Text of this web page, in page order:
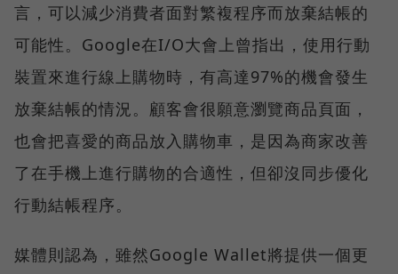
言，可以減少消費者面對繁複程序而放棄結帳的
可能性。Google在I/O大會上曾指出，使用行動
裝置來進行線上購物時，有高達97%的機會發生
放棄結帳的情況。顧客會很願意瀏覽商品頁面，
也會把喜愛的商品放入購物車，是因為商家改善
了在手機上進行購物的合適性，但卻沒同步優化
行動結帳程序。
媒體則認為，雖然Google Wallet將提供一個更